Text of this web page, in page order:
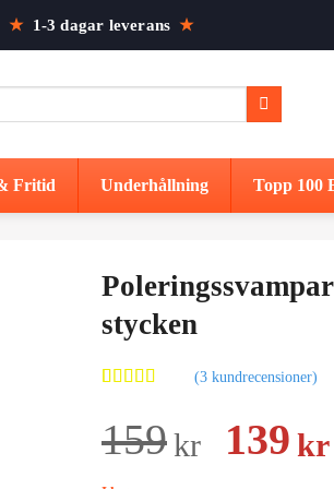
★ 1-3 dagar leverans ★
Fritid Underhållning Topp 100
stycken
baserat på
kundrecensioner
(3kundrecensioner)
159kr
Det
139 kr